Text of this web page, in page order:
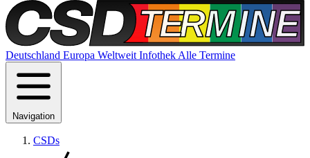
Deutschland Europa Weltweit Infothek Alle Termine
Navigation
CSDs